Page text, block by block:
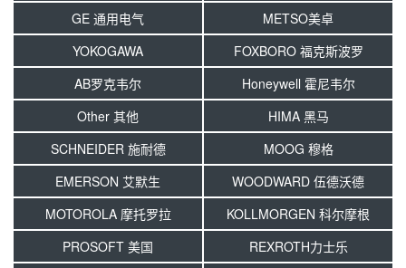
GE 通用电气
METSO美卓
YOKOGAWA
FOXBORO 福克斯波罗
AB罗克韦尔
Honeywell 霍尼韦尔
Other 其他
HIMA 黑马
SCHNEIDER 施耐德
MOOG 穆格
EMERSON 艾默生
WOODWARD 伍德沃德
MOTOROLA 摩托罗拉
KOLLMORGEN 科尔摩根
PROSOFT 美国
REXROTH力士乐